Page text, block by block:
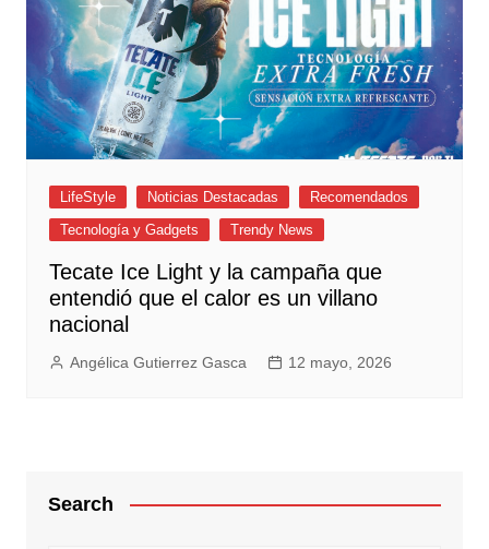
LifeStyle Noticias Destacadas
Recomendados
Tecnología y Gadgets
Trendy News
Tecate Ice Light y la campaña que
entendió que el calor es un villano
nacional
Angélica Gutierrez Gasca 12 mayo, 2026
Search